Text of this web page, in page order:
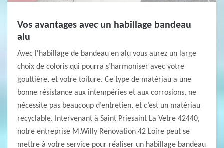
Vos avantages avec un habillage bandeau
alu
Avec l'habillage de bandeau en alu vous aurez un large
choix de coloris qui pourra s’harmoniser avec votre
gouttière, et votre toiture. Ce type de matériau a une
bonne résistance aux intempéries et aux corrosions, ne
nécessite pas beaucoup d’entretien, et c’est un matériau
recyclable. Intervenant à Saint Priesaint La Vetre 42440,
notre entreprise M.Willy Renovation 42 Loire peut se
mettre à votre service pour réaliser un habillage bandeau